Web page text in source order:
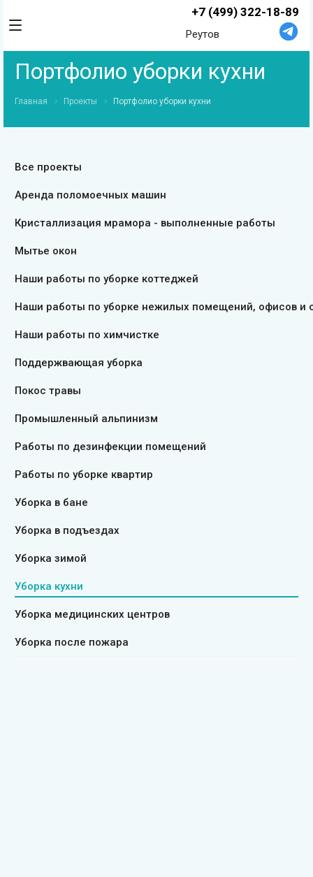
+7 (499) 322-18-89
Реутов
Портфолио уборки кухни
Главная Проекты Портфолио уборки кухни
Все проекты
Аренда поломоечных машин
Кристаллизация мрамора - выполненные работы
Мытье окон
Наши работы по уборке коттеджей
Наши работы по уборке нежилых помещений, офисов и
Наши работы по химчистке
Поддержвающая уборка
Покос травы
Промышленный альпинизм
Работы по дезинфекции помещений
Работы по уборке квартир
Уборка в бане
Уборка в подъездах
Уборка зимой
Уборка кухни
Уборка медицинских центров
Уборка после пожара